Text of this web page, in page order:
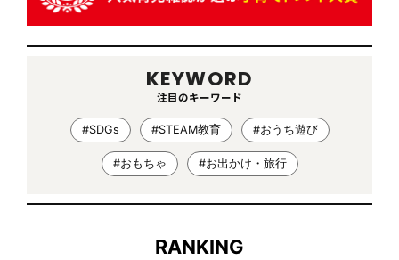
KEYWORD
注目のキーワード
#SDGs #STEAM教育 #おうち遊び
#おもちゃ #お出かけ・旅行
RANKING